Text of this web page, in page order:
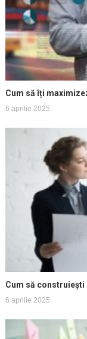
Cum să îți
6 aprilie 2025
Cum să
6 aprilie 2025